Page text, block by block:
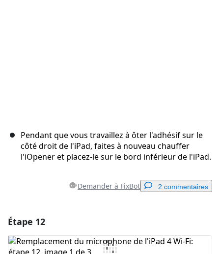
Pendant que vous travaillez à ôter l'adhésif sur le
côté droit de l'iPad, faites à nouveau chauffer
l'iOpener et placez-le sur le bord inférieur de l'iPad.
Demander à FixBot 2 commentaires
Ajouter un commentaire
Étape 12